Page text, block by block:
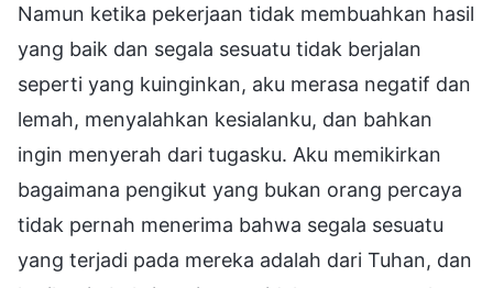
Namun ketika pekerjaan tidak membuahkan hasil
yang baik dan segala sesuatu tidak berjalan
seperti yang kuinginkan, aku merasa negatif dan
lemah, menyalahkan kesialanku, dan bahkan
ingin menyerah dari tugasku. Aku memikirkan
bagaimana pengikut yang bukan orang percaya
tidak pernah menerima bahwa segala sesuatu
yang terjadi pada mereka adalah dari Tuhan, dan